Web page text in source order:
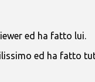
ed ha fatto lui.
ed ha fatto